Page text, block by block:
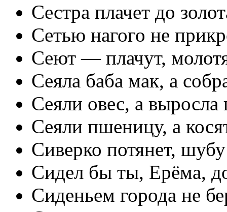
Сестра плачет до
Сетью нагого не
Сеют — плачут,
Сеяла баба мак, а
Сеяли овес, а выросла
Сеяли пшеницу, а
Сиверко потянет,
Сидел бы ты, Ерёма,
Сиденьем города не